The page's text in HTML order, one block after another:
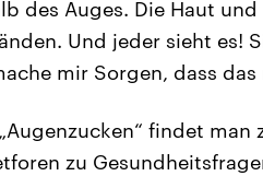
des Auges. Die Haut
Und jeder sieht es!
mir Sorgen, dass
findet man
zu